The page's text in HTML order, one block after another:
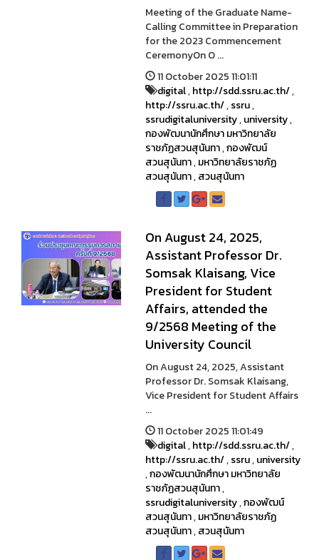
Meeting of the Graduate Name-
Calling Committee in Preparation
for the 2023 Commencement
CeremonyOn O ...
11 October 2025 11:01:11
digital,http://sdd.ssru.ac.th/,
http://ssru.ac.th/,ssru,
ssrudigitaluniversity,university,
กองพัฒนานักศึกษา มหาวิทยาลัย
ราชภัฏสวนสุนันทา,กองพัฒน์
สวนสุนันทา,มหาวิทยาลัยราชภัฏ
สวนสุนันทา,สวนสุนันทา
On August 24, 2025,
Assistant Professor Dr.
Somsak Klai­sang, Vice
President for Student
Affairs, attended the
9/2568 Meeting of the
University Council
On August 24, 2025, Assistant
Professor Dr. Somsak Klai­sang,
Vice President for Student Affairs
...
11 October 2025 11:01:49
digital,http://sdd.ssru.ac.th/,
http://ssru.ac.th/,ssru,university
,กองพัฒนานักศึกษา มหาวิทยาลัย
ราชภัฏสวนสุนันทา,
ssrudigitaluniversity,กองพัฒน์
สวนสุนันทา,มหาวิทยาลัยราชภัฏ
สวนสุนันทา,สวนสุนันทา